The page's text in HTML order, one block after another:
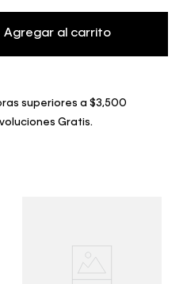
Agregar al carrito
superiores a $3,500
Gratis.